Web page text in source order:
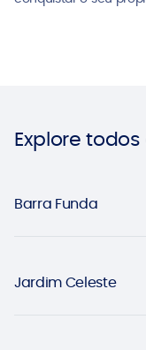
Explore
Barra Funda
Jardim Celeste